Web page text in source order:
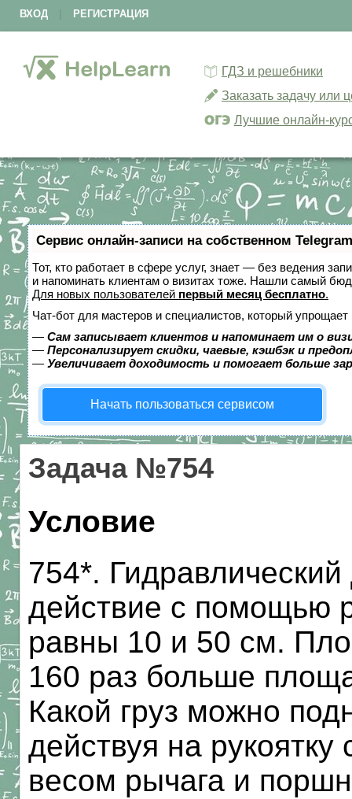
ВХОД РЕГИСТРАЦИЯ
ГДЗ и решебники
Заказать задачу или
Лучшие онлайн-
Сервис онлайн-записи на собственном
Тот, кто работает в сфере услуг, знает — без ведения
и напоминать клиентам о визитах тоже. Нашли самый
Для новых пользователей первый месяц бесплатно.
Чат-бот для мастеров и специалистов, который упрощает
— Сам записывает клиентов и напоминает им о
— Персонализирует скидки, чаевые, кэшбэк и
— Увеличивает доходимость и помогает больше
Начать пользоваться сервисом
Задача №754
Условие
754*.
действие с помощью
равны 10 и 50 см.
160 раз больше
Какой груз можно
действуя на
весом рычага и